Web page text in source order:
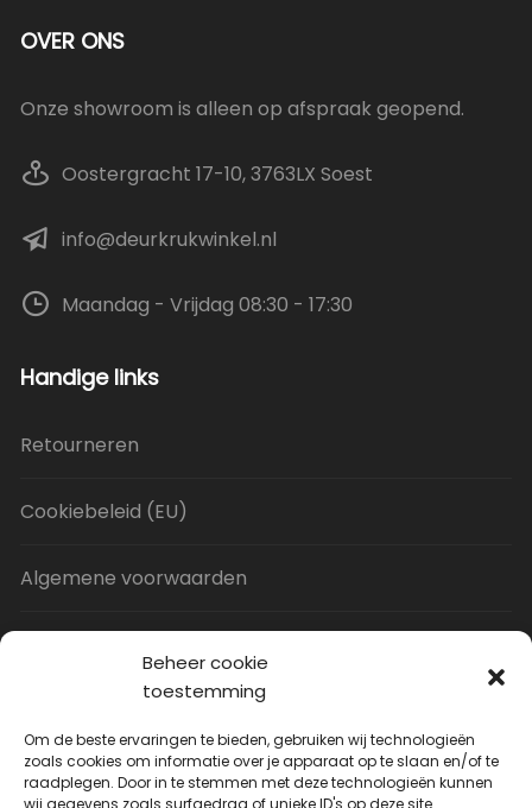
Beheer cookie
toestemming
Om de beste ervaringen te bieden, gebruiken wij technologieën
zoals cookies om informatie over je apparaat op te slaan en/of te
raadplegen. Door in te stemmen met deze technologieën kunnen
wij gegevens zoals surfgedrag of unieke ID's op deze site
OVER ONS
Onze showroom is alleen op afspraak geopend.
Oostergracht 17-10, 3763LX Soest
info@deurkrukwinkel.nl
Maandag - Vrijdag 08:30 - 17:30
Handige links
Retourneren
Cookiebeleid (EU)
Algemene voorwaarden
Uitverkoop